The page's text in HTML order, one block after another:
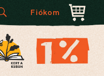
Fiókom